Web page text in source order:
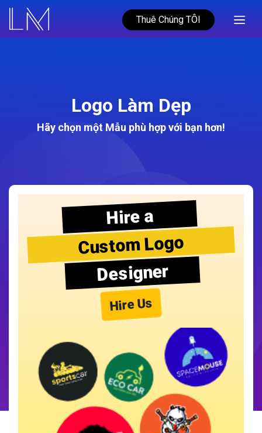
Thuê Chúng TÔI
Logo Làm Dẹp
Hãy chọn một Mẫu phù hợp với bạn hơn!
Hire a
Custom Logo
Designer
Hire Us